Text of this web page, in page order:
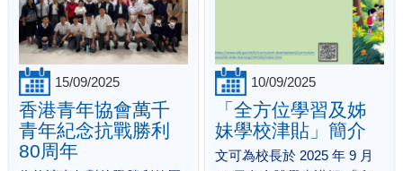
15/09/2025
香港青年協會萬千
青年紀念抗戰勝利
80周年
10/09/2025
「全方位學習及姊
妹學校津貼」簡介
文可為校長於 2025 年 9 月